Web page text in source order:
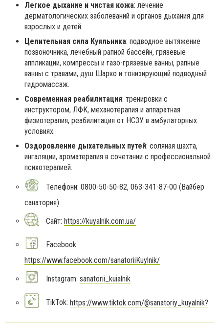
Легкое дыхание и чистая кожа: лечение
дерматологических заболеваний и органов дыхания для
взрослых и детей.
Целительная сила Куяльника: подводное вытяжение
позвоночника, лечебный рапной бассейн, грязевые
аппликации, компрессы и газо-грязевые ванны, рапные
ванны с травами, душ Шарко и тонизирующий подводный
гидромассаж.
Современная реабилитация: тренировки с
инструктором, ЛФК, механотерапия и аппаратная
физиотерапия, реабилитация от НСЗУ в амбулаторных
условиях.
Оздоровление дыхательных путей: соляная шахта,
ингаляции, ароматерапия в сочетании с профессиональной
психотерапией.
Телефони: 0800-50-50-82, 063-341-87-00 (Вайбер
санатория)
Сайт: https://kuyalnik.com.ua/
Facebook:
https://www.facebook.com/sanatoriiKuylnik/
Instagram: sanatorii_kuialnik
TikTok: https://www.tiktok.com/@sanatoriy_kuyalnik?